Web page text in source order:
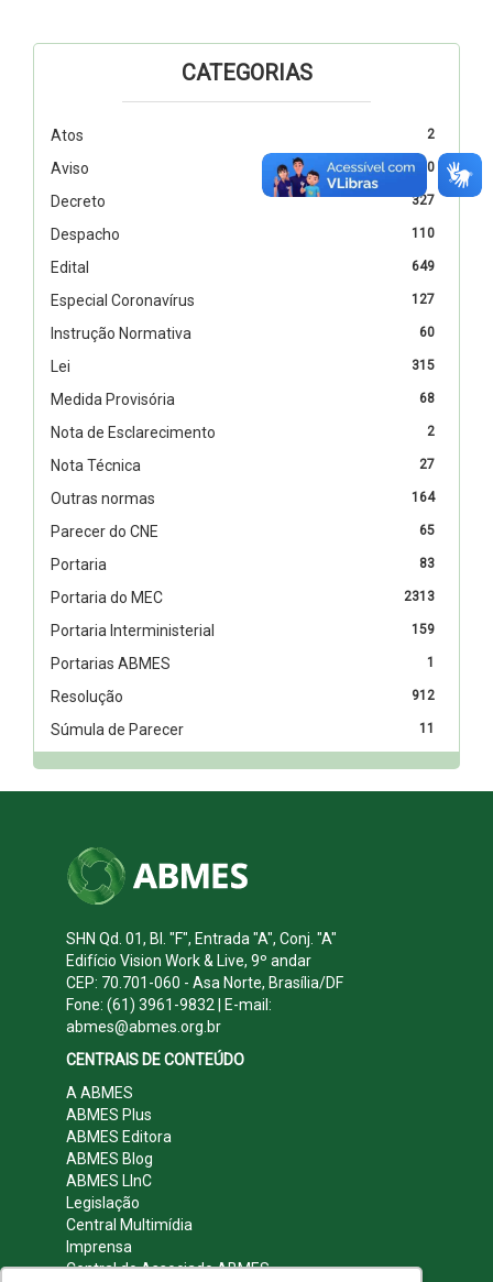
CATEGORIAS
2
Atos
10
Aviso
327
Decreto
110
Despacho
649
Edital
127
Especial Coronavírus
60
Instrução Normativa
315
Lei
68
Medida Provisória
2
Nota de Esclarecimento
27
Nota Técnica
164
Outras normas
65
Parecer do CNE
83
Portaria
2313
Portaria do MEC
159
Portaria Interministerial
1
Portarias ABMES
912
Resolução
11
Súmula de Parecer
SHN Qd. 01, Bl. "F", Entrada "A", Conj. "A"
Edifício Vision Work & Live, 9º andar
CEP: 70.701-060 - Asa Norte, Brasília/DF
Fone: (61) 3961-9832 | E-mail:
abmes@abmes.org.br
CENTRAIS DE CONTEÚDO
A ABMES
ABMES Plus
ABMES Editora
ABMES Blog
ABMES LInC
Legislação
Central Multimídia
Imprensa
Central do Associado ABMES